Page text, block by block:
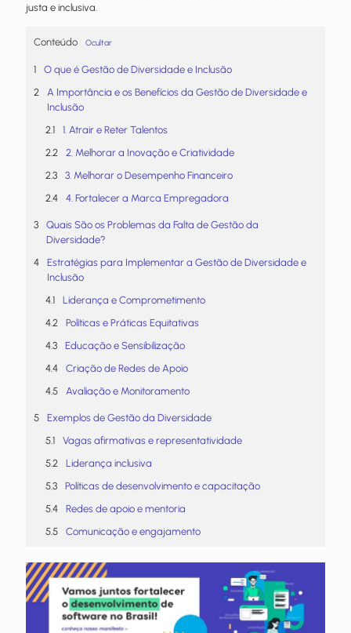
justa e inclusiva.
Conteúdo Ocultar
O que é Gestão de Diversidade e Inclusão
A Importância e os Benefícios da Gestão de Diversidade e
Inclusão
1. Atrair e Reter Talentos
2. Melhorar a Inovação e Criatividade
3. Melhorar o Desempenho Financeiro
4. Fortalecer a Marca Empregadora
Quais São os Problemas da Falta de Gestão da
Diversidade?
Estratégias para Implementar a Gestão de Diversidade e
Inclusão
Liderança e Comprometimento
Políticas e Práticas Equitativas
Educação e Sensibilização
Criação de Redes de Apoio
Avaliação e Monitoramento
Exemplos de Gestão da Diversidade
Vagas afirmativas e representatividade
Liderança inclusiva
Políticas de desenvolvimento e capacitação
Redes de apoio e mentoria
Comunicação e engajamento